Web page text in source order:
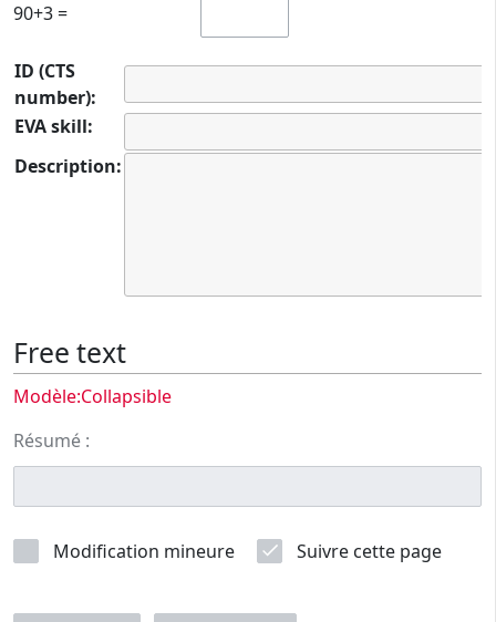
90+3 =
ID (CTS
number):
EVA skill:
Description:
Free text
Modèle:Collapsible
Résumé :
Modification mineure Suivre cette page